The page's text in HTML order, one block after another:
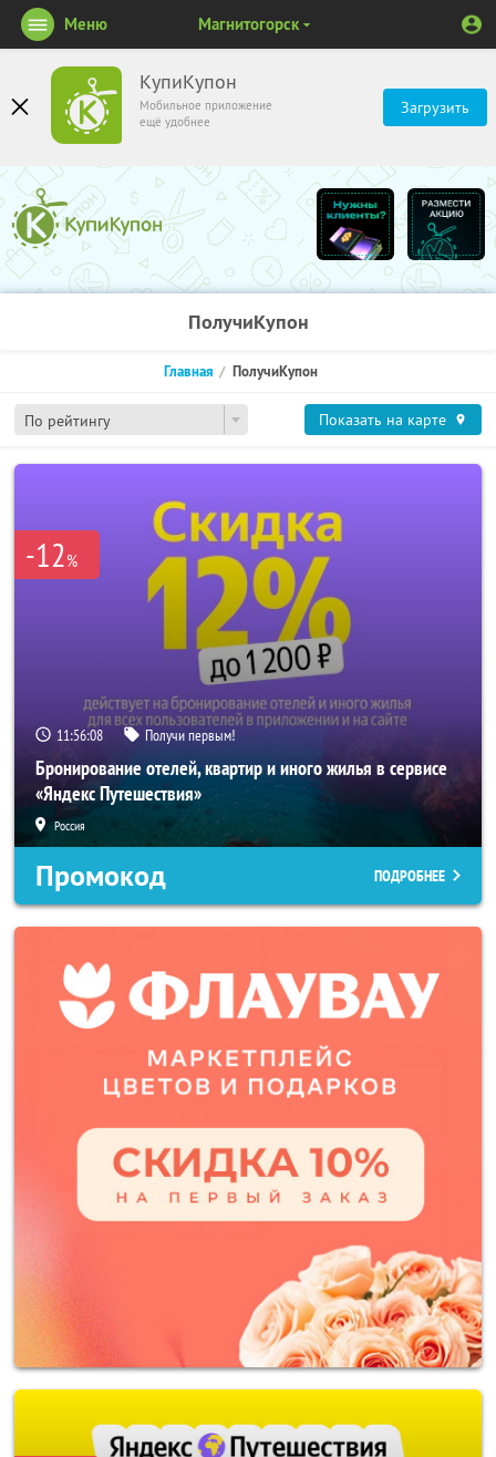
КупиКупон
Мобильное приложение
ещё удобнее
Загрузить
Меню Магнитогорск
ПолучиКупон
По рейтингу
Главная ПолучиКупон
Показать на карте
-12%
11:56:06 Получи первым!
Бронирование отелей, квартир и иного жилья в сервисе
«Яндекс Путешествия»
Россия
Промокод ПОДРОБНЕЕ